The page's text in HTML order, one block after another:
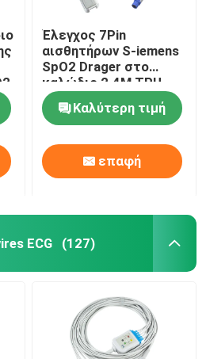
Έλεγχος 7Pin
αισθητήρων S-iemens
SpO2 Drager στο
καλώδιο 2.4M TPU
επέκτασης DB9 SpO2
Καλύτερη τιμή
επαφή
ECG (127)